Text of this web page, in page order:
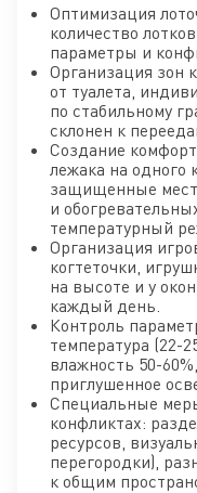
Оптимизация
количество
параметры и
Организация зон
от туалета,
по стабильному
склонен к
Создание
лежака на одного
защищенные
и
температурный
Организация
когтеточки,
на высоте и у
каждый день.
Контроль
температура (22-
влажность 50-
приглушенное
Специальные
конфликтах:
ресурсов,
перегородки),
к общим